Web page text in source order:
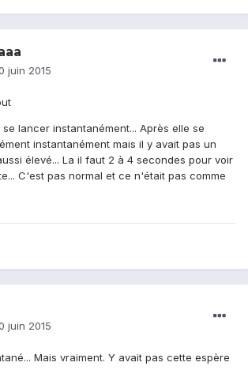
juin 2015
lancer instantanément... Après elle se
instantanément mais il y avait pas un
élevé... La il faut 2 à 4 secondes pour voir
C'est pas normal et ce n'était pas comme
juin 2015
Mais vraiment. Y avait pas cette espère